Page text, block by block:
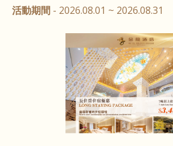
活動期間 - 2026.08.01 ~ 2026.08.31